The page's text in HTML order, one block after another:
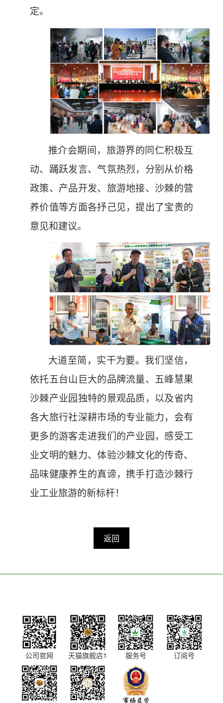
定。
推介会期间，旅游界的同仁积极互
动、踊跃发言、气氛热烈，分别从价格
政策、产品开发、旅游地接、沙棘的营
养价值等方面各抒己见，提出了宝贵的
意见和建议。
大道至简，实干为要。我们坚信，
依托五台山巨大的品牌流量、五峰慧果
沙棘产业园独特的景观品质，以及省内
各大旅行社深耕市场的专业能力，会有
更多的游客走进我们的产业园，感受工
业文明的魅力、体验沙棘文化的传奇、
品味健康养生的真谛，携手打造沙棘行
业工业旅游的新标杆！
返回
公司官网 天猫旗舰店1 服务号 订阅号